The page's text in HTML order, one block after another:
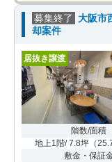
募集終了
大阪市
却案件
居抜き譲渡
階数/面積
地上1階/ 7.8坪（
敷金・保証